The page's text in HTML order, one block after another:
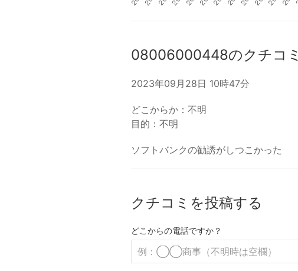
08006000448のクチコミ
2023年09月28日 10時47分
どこからか：不明
目的：不明
ソフトバンクの勧誘がしつこかった
クチコミを投稿する
どこからの電話ですか？